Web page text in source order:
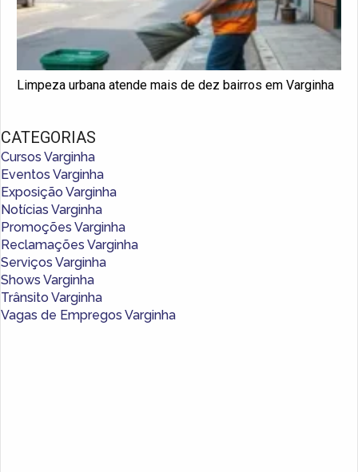
Limpeza urbana atende mais de dez bairros em Varginha
CATEGORIAS
Cursos Varginha
Eventos Varginha
Exposição Varginha
Notícias Varginha
Promoções Varginha
Reclamações Varginha
Serviços Varginha
Shows Varginha
Trânsito Varginha
Vagas de Empregos Varginha